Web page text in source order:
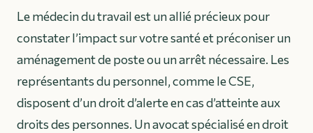
Le médecin du travail est un allié précieux pour
constater l’impact sur votre santé et préconiser un
aménagement de poste ou un arrêt nécessaire. Les
représentants du personnel, comme le CSE,
disposent d’un droit d’alerte en cas d’atteinte aux
droits des personnes. Un avocat spécialisé en droit